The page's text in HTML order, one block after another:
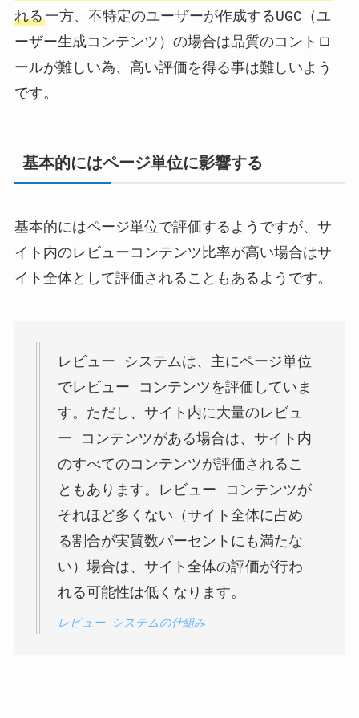
れる一方、不特定のユーザーが作成するUGC（ユ
ーザー生成コンテンツ）の場合は品質のコントロ
ールが難しい為、高い評価を得る事は難しいよう
です。
基本的にはページ単位に影響する
基本的にはページ単位で評価するようですが、サ
イト内のレビューコンテンツ比率が高い場合はサ
イト全体として評価されることもあるようです。
レビュー システムは、主にページ単位
でレビュー コンテンツを評価していま
す。ただし、サイト内に大量のレビュ
ー コンテンツがある場合は、サイト内
のすべてのコンテンツが評価されるこ
ともあります。レビュー コンテンツが
それほど多くない（サイト全体に占め
る割合が実質数パーセントにも満たな
い）場合は、サイト全体の評価が行わ
れる可能性は低くなります。
レビュー システムの仕組み